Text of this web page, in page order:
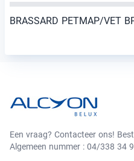
BRASSARD PETMAP/VET
Een vraag? Contacteer ons!
Algemeen nummer : 04/338 34